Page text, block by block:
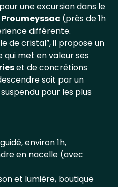
une excursion dans le
(près de 1h
différente.
de cristal”, il propose un
met en valeur ses
et de concrétions
soit par un
pour les plus
environ 1h,
en nacelle (avec
et lumière, boutique